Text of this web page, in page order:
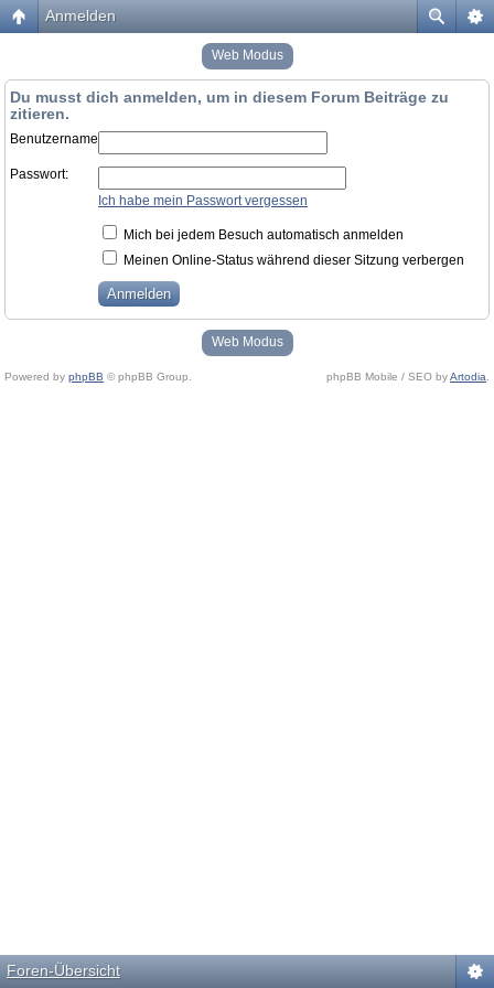
Anmelden
Web Modus
Du musst dich anmelden, um in diesem Forum Beiträge zu
zitieren.
Benutzername:
Passwort:
Ich habe mein Passwort vergessen
Mich bei jedem Besuch automatisch anmelden
Meinen Online-Status während dieser Sitzung verbergen
Web Modus
Powered by phpBB © phpBB Group. phpBB Mobile / SEO byArtodia
Foren-Übersicht